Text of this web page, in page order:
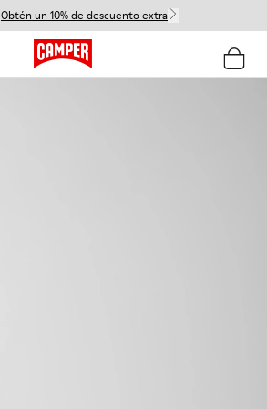
Obtén un 10% de descuento extra